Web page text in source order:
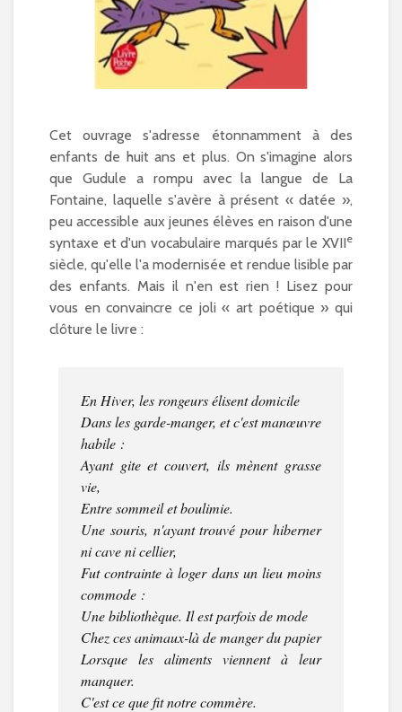
Cet ouvrage s'adresse étonnamment à des
enfants de huit ans et plus. On s'imagine alors
que Gudule a rompu avec la langue de La
Fontaine, laquelle s'avère à présent « datée »,
peu accessible aux jeunes élèves en raison d'une
syntaxe et d'un vocabulaire marqués par le XVIIe
siècle, qu'elle l'a modernisée et rendue lisible par
des enfants. Mais il n'en est rien ! Lisez pour
vous en convaincre ce joli « art poétique » qui
clôture le livre :
En Hiver, les rongeurs élisent domicile
Dans les garde-manger, et c'est manœuvre
habile :
Ayant gite et couvert, ils mènent grasse
vie,
Entre sommeil et boulimie.
Une souris, n'ayant trouvé pour hiberner
ni cave ni cellier,
Fut contrainte à loger dans un lieu moins
commode :
Une bibliothèque. Il est parfois de mode
Chez ces animaux-là de manger du papier
Lorsque les aliments viennent à leur
manquer.
C'est ce que fit notre commère.